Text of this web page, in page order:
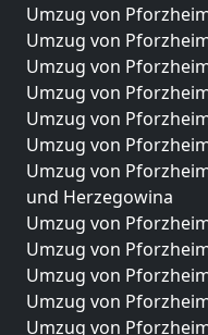
Umzug von
Umzug von
Umzug von
Umzug von
Umzug von
Umzug von
Umzug von
und Herzegowina
Umzug von
Umzug von
Umzug von
Umzug von
Umzug von